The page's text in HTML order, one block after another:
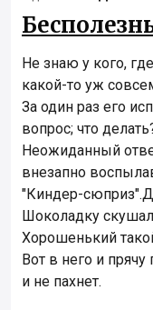
Не знаю у кого,
какой-то уж
За один раз его
вопрос; что
Неожиданный
внезапно
"Киндер-
Шоколадку
Хорошенький
Вот в него и
и не пахнет.